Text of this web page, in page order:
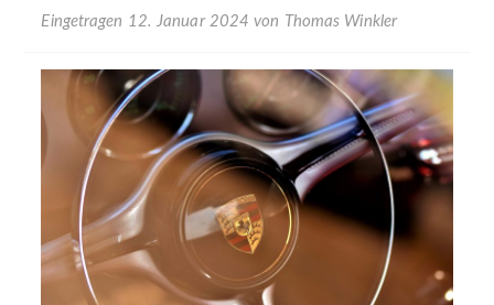
Eingetragen 12. Januar 2024 von Thomas Winkler